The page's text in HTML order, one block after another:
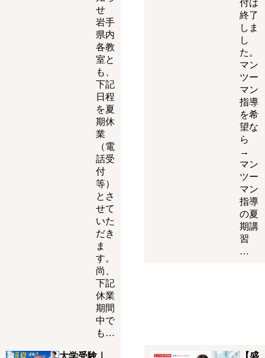
せ
岩手
県内
各教
室と
も、
下記
日程
を夏
期休
業
（電
話受
付
等）
とさ
せて
いた
だき
ま
す。
尚、
下記
休業
期間
中で
も…
付は
終了
しま
し
た。
マン
ツー
マン
指導
を希
望な
ら
→
マン
ツー
マン
指導
の夏
期講
習
…
大学受験｜
【盛